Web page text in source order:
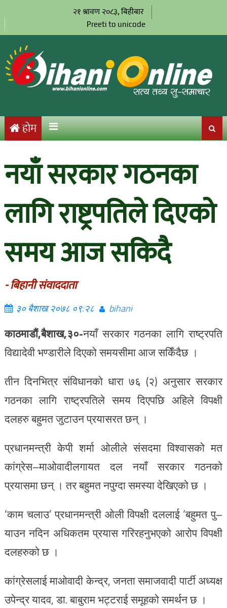
२१ श्रावण २०८३, बिहीबार
Preeti to unicode
होम
नयाँ सरकार गठनका
लागि राष्ट्रपतिले दिएको
समय आज सकिदै
- बिहानी संवाददाता
३० बैशाख २०७८ ०९:२८ bihani
काठमाडौं,बैशाख,३०-नयाँ सरकार गठनका लागि राष्ट्रपति
विद्यादेवी भण्डारीले दिएको समयसीमा आज सकिँदैछ ।
तीन दिनभित्र संविधानको धारा ७६ (२) अनुसार सरकार
गठनका लागि राष्ट्रपतिले समय दिएपछि अहिले विपक्षी
दलहरु बहुमत जुटाउन प्रयासरत छन् ।
प्रधानमन्त्री केपी शर्मा ओलीले संसदमा विश्वासको मत
कांग्रेस–माओवादीलगायत दल नयाँ सरकार गठनको
प्रयासमा छन् । तर बहुमत नपुग्दा समस्या देखिएको छ ।
‘काम चलाउ’ प्रधानमन्त्री ओली विपक्षी दललाई ‘बहुमत पु–
याउन नदिन अधिकतम प्रयास गरिरहनुभएको आरोप विपक्षी
दलहरुको छ ।
कांग्रेसलाई माओवादी केन्द्र, जनता समाजवादी पार्टी अध्यक्ष
उपेन्द्र यादव, डा. बाबुराम भट्टराई समूहको समर्थन छ ।